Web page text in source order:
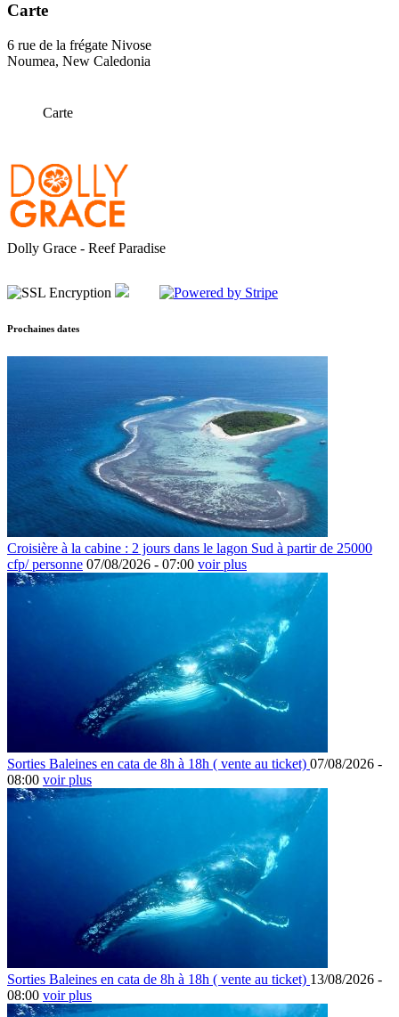
Carte
6 rue de la frégate Nivose
Noumea, New Caledonia
Carte
Dolly Grace - Reef Paradise
Prochaines dates
Croisière à la cabine : 2 jours dans le lagon Sud à partir de 25000
cfp/ personne 07/08/2026 - 07:00 voir plus
Sorties Baleines en cata de 8h à 18h ( vente au ticket) 07/08/2026 -
08:00 voir plus
Sorties Baleines en cata de 8h à 18h ( vente au ticket) 13/08/2026 -
08:00 voir plus